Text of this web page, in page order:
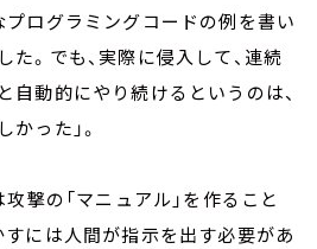
プログラミングコードの例を書い
。でも、実際に侵入して、連続
自動的にやり続けるというのは、
った」。
撃の「マニュアル」を作ること
すには人間が指示を出す必要があ